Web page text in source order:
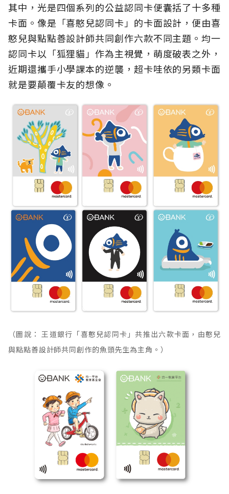
其中，光是四個系列的公益認同卡便囊括了十多種
卡面。像是「喜憨兒認同卡」的卡面設計，便由喜
憨兒與點點善設計師共同創作六款不同主題。均一
認同卡以「狐狸貓」作為主視覺，萌度破表之外，
近期還攜手小學課本的逆襲，超卡哇依的另類卡面
就是要顛覆卡友的想像。
（圖說： 王道銀行「喜憨兒認同卡」共推出六款卡面，由憨兒
與點點善設計師共同創作的魚頭先生為主角。）